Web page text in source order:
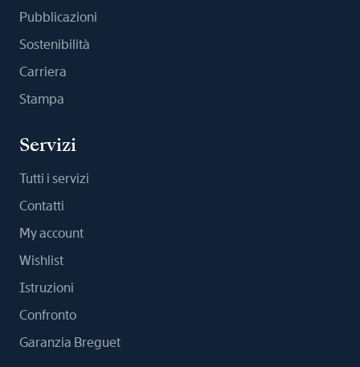
Pubblicazioni
Sostenibilità
Carriera
Stampa
Servizi
Tutti i servizi
Contatti
My account
Wishlist
Istruzioni
Confronto
Garanzia Breguet